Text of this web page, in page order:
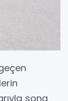
sona